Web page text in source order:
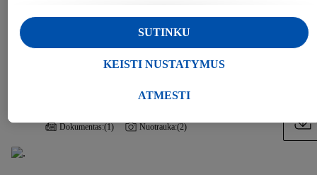
Taurių pradžiamokslis: kokios geriausiai atskleis
jūsų gėrimo skonį?
Vilnius, 22.12.2021
Dokumentas:(1) Nuotrauka:(2)
personalizuotoms reklamos priemonėms Lidl paslaugose ir už
jų ribų. Jei esate "Lidl Plus" programos dalyvis, šiais tikslais
taip pat tvarkomi duomenys apie Jūsų elgesį apsiperkant
Skiltyje "Keisti nustatymus" galite leisti individualius tikslus ir
Paspaudę "Atmesti", galite leisti naudoti tik būtinas
technologijas. Pasirinkę "Sutinku", sutinkate, kad duomenys
ATMESTI
KEISTI NUSTATYMUS
SUTINKU